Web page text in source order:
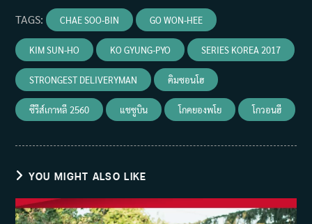
TAGS: CHAE SOO-BIN GO WON-HEE
KIM SUN-HO KO GYUNG-PYO SERIES KOREA 2017
STRONGEST DELIVERYMAN คิมซอนโฮ
ซีรีส์เกาหลี 2560 แชซูบิน โกคยองพโย โกวอนฮี
YOU MIGHT ALSO LIKE